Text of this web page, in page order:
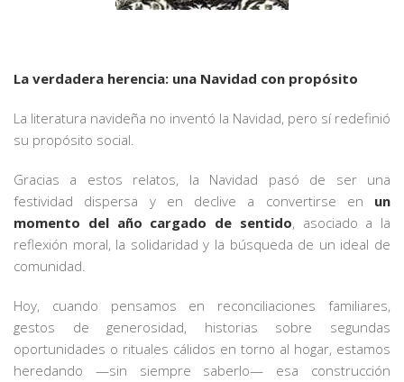
La verdadera herencia: una Navidad con propósito
La literatura navideña no inventó la Navidad, pero sí redefinió
su propósito social.
Gracias a estos relatos, la Navidad pasó de ser una
festividad dispersa y en declive a convertirse en un
momento del año cargado de sentido, asociado a la
reflexión moral, la solidaridad y la búsqueda de un ideal de
comunidad.
Hoy, cuando pensamos en reconciliaciones familiares,
gestos de generosidad, historias sobre segundas
oportunidades o rituales cálidos en torno al hogar, estamos
heredando —sin siempre saberlo— esa construcción